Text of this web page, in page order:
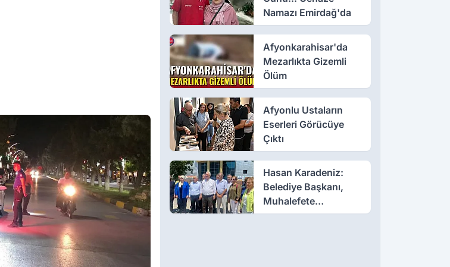
Namazı Emirdağ'da
Afyonkarahisar'da
Mezarlıkta Gizemli
Ölüm
Afyonlu Ustaların
Eserleri Görücüye
Çıktı
Hasan Karadeniz:
Belediye Başkanı,
Muhalefete
Tahammül Edemiyor